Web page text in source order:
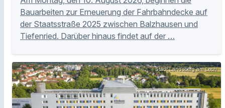
Bauarbeiten zur Erneuerung der Fahrbahndecke auf
der Staatsstraße 2025 zwischen Balzhausen und
Tiefenried. Darüber hinaus findet auf der …
Stadt Landsberg am Lech